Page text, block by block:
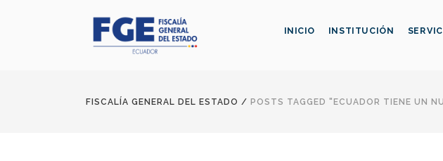
INICIO INSTITUCIÓN
FISCALÍA GENERAL DEL ESTADO / POSTS TAGGED "ECUADOR TIENE UN